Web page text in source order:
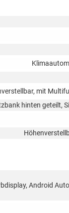
mit
hinten geteilt,
Android